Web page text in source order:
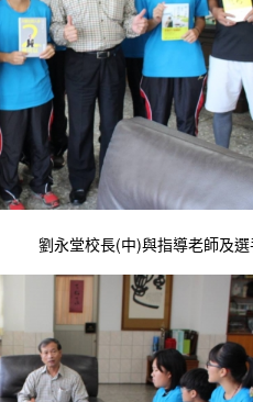
劉永堂校長(中)與指導老師及